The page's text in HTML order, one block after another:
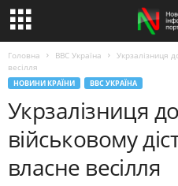
Головна BBC Україна
Укрзалізниця
весілля
НОВИНИ КРАЇНИ BBC УКРАЇНА
Укрзалізниця
військовому
власне весілля